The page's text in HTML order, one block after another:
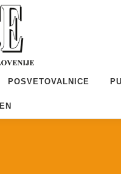
POSVETOVALNICE
EN